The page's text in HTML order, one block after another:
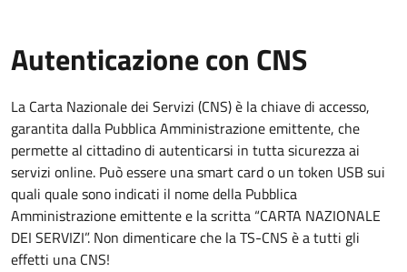
Autenticazione con CNS
La Carta Nazionale dei Servizi (CNS) è la chiave di accesso,
garantita dalla Pubblica Amministrazione emittente, che
permette al cittadino di autenticarsi in tutta sicurezza ai
servizi online. Può essere una smart card o un token USB sui
quali quale sono indicati il nome della Pubblica
Amministrazione emittente e la scritta “CARTA NAZIONALE
DEI SERVIZI”. Non dimenticare che la TS-CNS è a tutti gli
effetti una CNS!